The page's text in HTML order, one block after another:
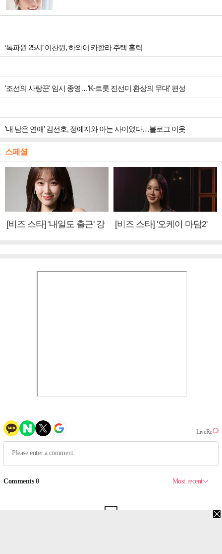
‘톡파원 25시’ 이찬원, 하와이 카할라 주택 홀릭
'조선의 사랑꾼' 임시 종영…'K-트롯 진선미 환상의 무대' 편성
'내 남은 연애' 김선호, 정예지와 아는 사이였다…블로그 이웃
스페셜
[비즈 스타] '내일도 출근' 강
[비즈 스타] '오케이 마담2'